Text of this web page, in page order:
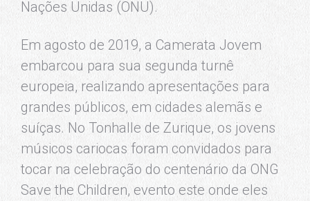
Nações Unidas (ONU).
Em agosto de 2019, a Camerata Jovem
embarcou para sua segunda turnê
europeia, realizando apresentações para
grandes públicos, em cidades alemãs e
suíças. No Tonhalle de Zurique, os jovens
músicos cariocas foram convidados para
tocar na celebração do centenário da ONG
Save the Children, evento este onde eles